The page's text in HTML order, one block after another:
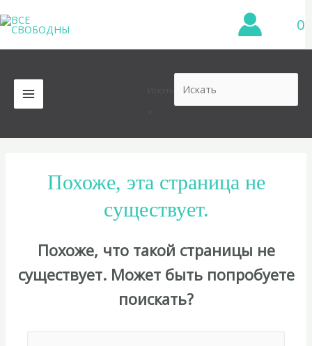
к
содержимому
0
MAIN
MENU
Похоже, эта страница не
существует.
Похоже, что такой страницы не
существует. Может быть попробуете
поискать?